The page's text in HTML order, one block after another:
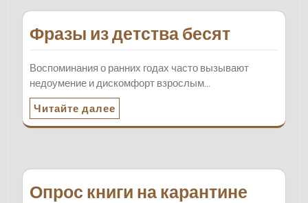
Фразы из детства бесят
Воспоминания о ранних годах часто вызывают
недоумение и дискомфорт взрослым…
Читайте далее
Опрос книги на карантине